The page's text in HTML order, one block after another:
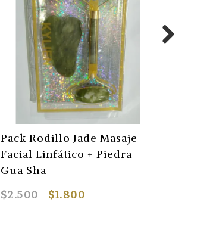
Pack Rodillo Jade Masaje
Facial Linfático + Piedra
Gua Sha
$2.500
$1.800